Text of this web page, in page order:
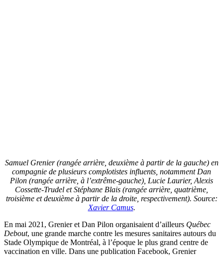
Samuel Grenier (rangée arrière, deuxième à partir de la gauche) en
compagnie de plusieurs complotistes influents, notamment Dan
Pilon (rangée arrière, à l’extrême-gauche), Lucie Laurier, Alexis
Cossette-Trudel et Stéphane Blais (rangée arrière, quatrième,
troisième et deuxième à partir de la droite, respectivement). Source:
Xavier Camus.
En mai 2021, Grenier et Dan Pilon organisaient d’ailleurs Québec
Debout, une grande marche contre les mesures sanitaires autours du
Stade Olympique de Montréal, à l’époque le plus grand centre de
vaccination en ville. Dans une publication Facebook, Grenier